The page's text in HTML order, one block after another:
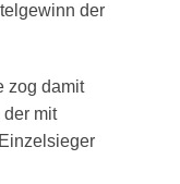
der
zog damit
mit